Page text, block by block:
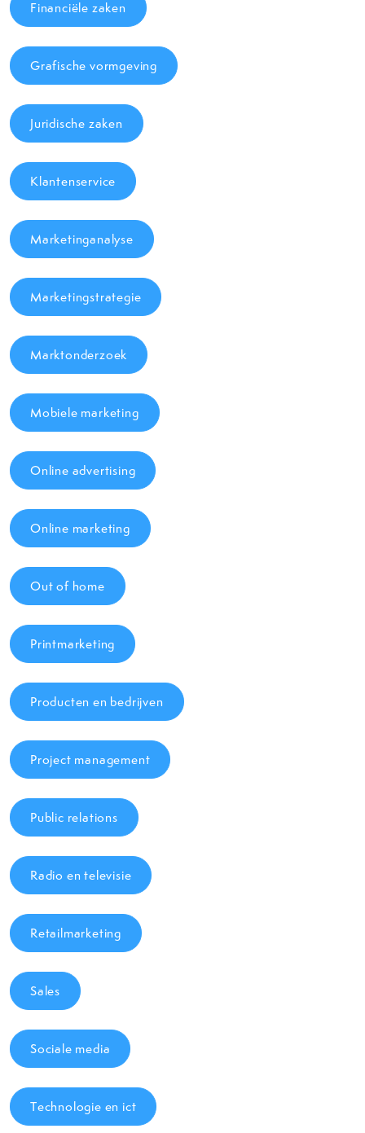
Financiële zaken
Grafische vormgeving
Juridische zaken
Klantenservice
Marketinganalyse
Marketingstrategie
Marktonderzoek
Mobiele marketing
Online advertising
Online marketing
Out of home
Printmarketing
Producten en bedrijven
Project management
Public relations
Radio en televisie
Retailmarketing
Sales
Sociale media
Technologie en ict